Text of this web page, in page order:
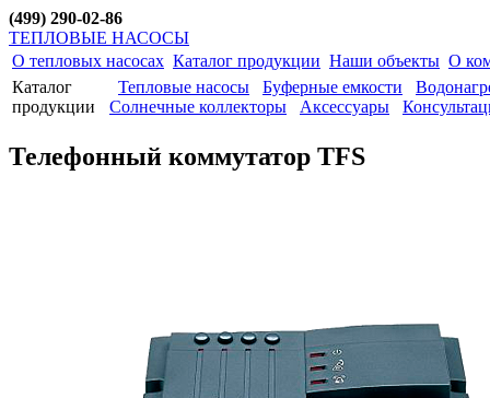
(499) 290-02-86
ТЕПЛОВЫЕ НАСОСЫ
О тепловых насосах Каталог продукции Наши объекты О
Каталог
продукции
Тепловые насосы Буферные емкости
Солнечные коллекторы
Аксессуары
Телефонный коммутатор TFS